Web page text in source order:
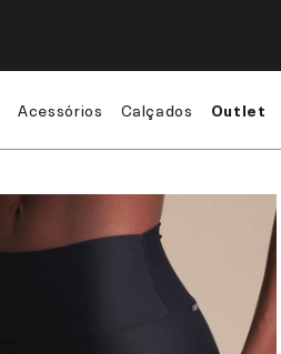
Acessórios Calçados Outlet